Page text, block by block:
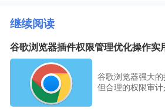
继续阅读
谷歌浏览器插件权限管理优化操作实
谷歌浏览器强大的
但合理的权限审